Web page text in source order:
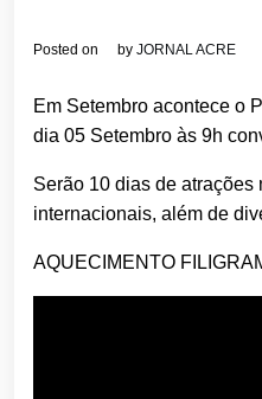
Posted on by JORNAL ACRE
Em Setembro acontece o
dia 05 Setembro às 9h
Serão 10 dias de
internacionais, além de
AQUECIMENTO